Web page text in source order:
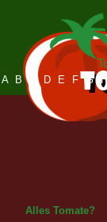
A B C D E F G
Alles Tomate?